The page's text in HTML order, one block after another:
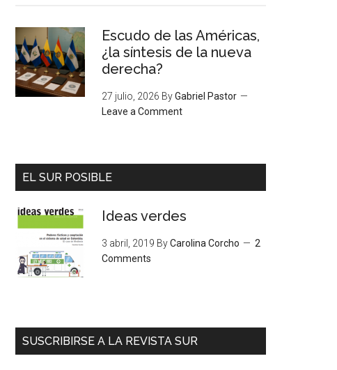
Escudo de las Américas,
¿la síntesis de la nueva
derecha?
27 julio, 2026 ByGabriel Pastor
Leave a Comment
EL SUR POSIBLE
Ideas verdes
3 abril, 2019 ByCarolina Corcho
2
Comments
SUSCRIBIRSE A LA REVISTA SUR